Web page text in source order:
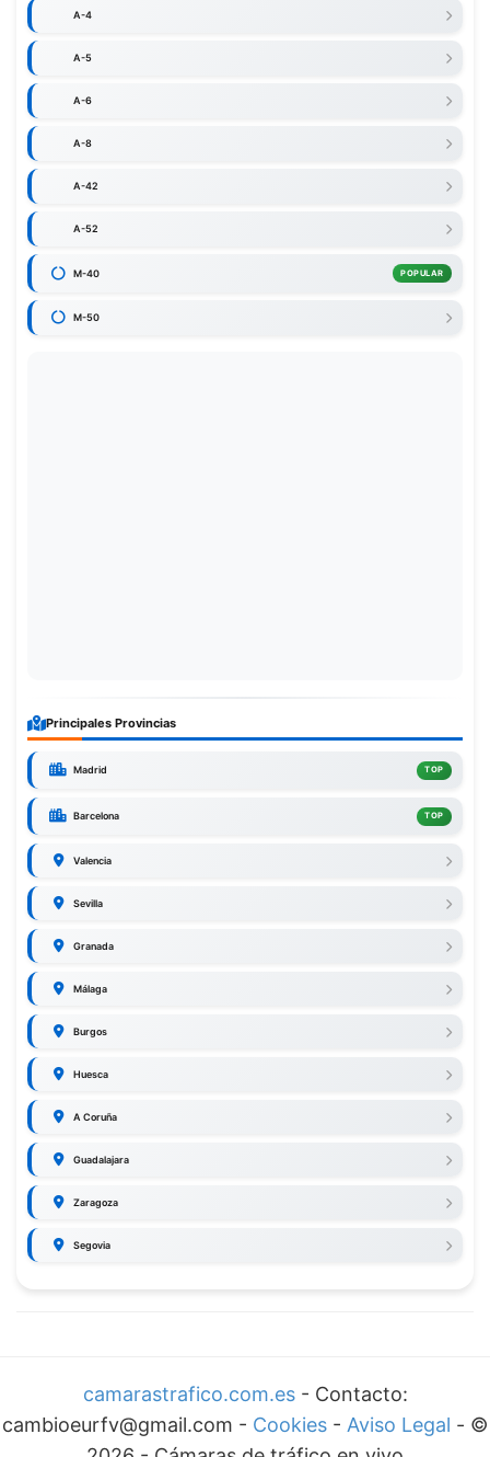
A-4
A-5
A-6
A-8
A-42
A-52
M-40 POPULAR
M-50
Principales Provincias
Madrid TOP
Barcelona TOP
Valencia
Sevilla
Granada
Málaga
Burgos
Huesca
A Coruña
Guadalajara
Zaragoza
Segovia
camarastrafico.com.es- Contacto:
cambioeurfv@gmail.com - Cookies - Aviso Legal - ©